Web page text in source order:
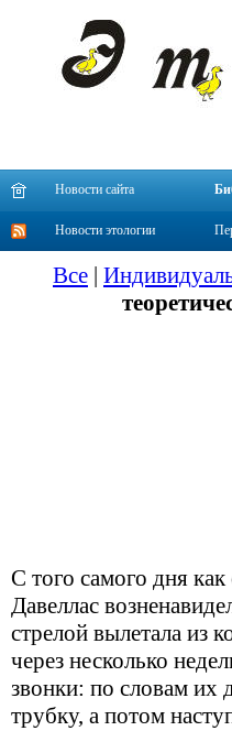
Новости сайта
Новости этологии
Все |
С того самого дня
Давеллас
стрелой вылетала из
через несколько
звонки: по словам их
трубку, а потом